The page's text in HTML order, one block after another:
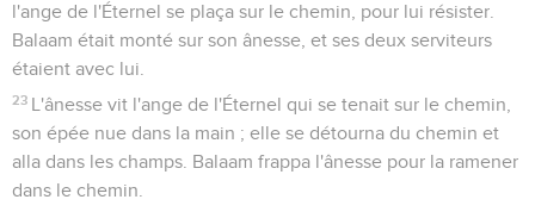
l'ange de l'Éternel se plaça sur le chemin, pour lui résister.
Balaam était monté sur son ânesse, et ses deux serviteurs
étaient avec lui.
23 L'ânesse vit l'ange de l'Éternel qui se tenait sur le chemin,
son épée nue dans la main ; elle se détourna du chemin et
alla dans les champs. Balaam frappa l'ânesse pour la ramener
dans le chemin.